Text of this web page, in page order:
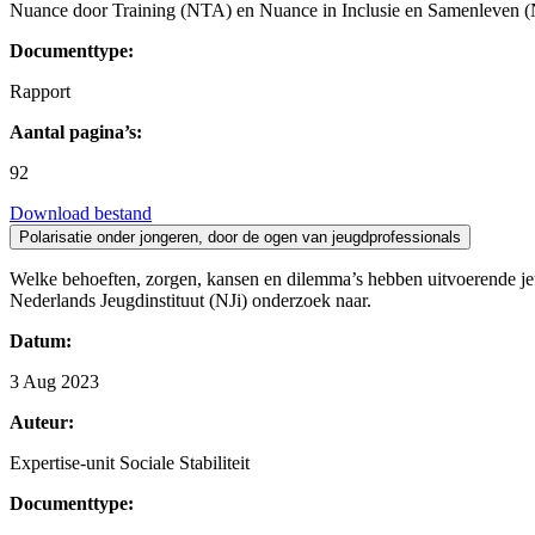
Nuance door Training (NTA) en Nuance in Inclusie en Samenleven
Documenttype:
Rapport
Aantal pagina’s:
92
Download bestand
Polarisatie onder jongeren, door de ogen van jeugdprofessionals
Welke behoeften, zorgen, kansen en dilemma’s hebben
Nederlands Jeugdinstituut (NJi) onderzoek naar.
Datum:
3 Aug 2023
Auteur:
Expertise-unit Sociale Stabiliteit
Documenttype: